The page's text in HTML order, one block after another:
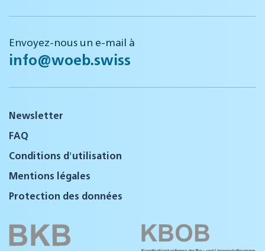
Envoyez-nous un e-mail à
info@woeb.swiss
Newsletter
FAQ
Conditions d'utilisation
Mentions légales
Protection des données